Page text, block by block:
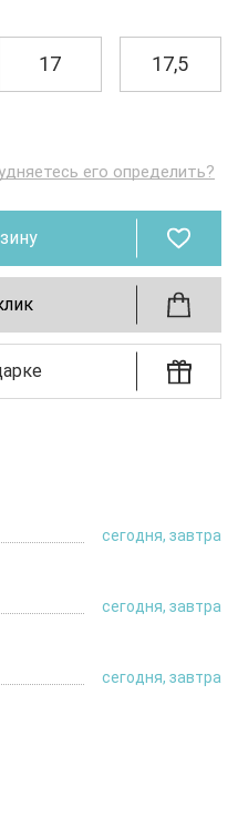
17 17,5
его определить?
сегодня, завтра
сегодня, завтра
сегодня, завтра